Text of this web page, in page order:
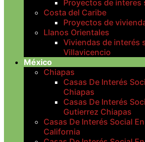
Proyectos de interes
Costa del Caribe
Proyectos de
Llanos Orientales
Viviendas de interés
Villavicencio
México
Chiapas
Casas De Interés
Chiapas
Casas De Interés
Gutierrez Chiapas
Casas De Interés Social
California